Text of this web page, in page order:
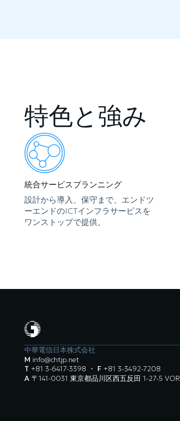
特色と強み
統合サービスプランニング
設計から導入、保守まで、エンドツ
ーエンドのICTインフラサービスを
ワンストップで提供。
中華電信日本株式会社
M info@chtjp.net
T +81 3-6417-3398 ・ F +81 3-3492-7208
A 〒141-0031 東京都品川区西五反田 1-27-5